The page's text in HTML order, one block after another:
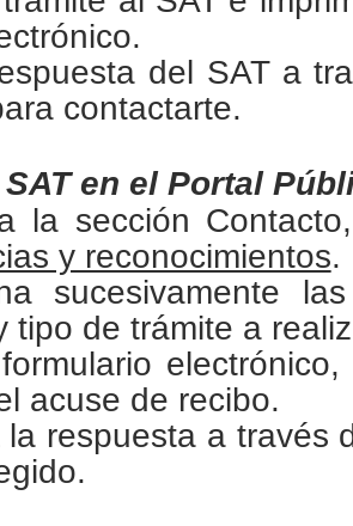
del SAT a
contactarte.
en el Portal
la sección
y reconocimientos.
sucesivamente
tipo de trámite a
acuse de recibo.
la respuesta a través